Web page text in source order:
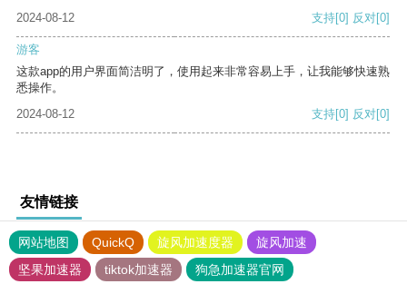
2024-08-12
支持[0] 反对[0]
游客
这款app的用户界面简洁明了，使用起来非常容易上手，让我能够快速熟
悉操作。
2024-08-12
支持[0] 反对[0]
友情链接
网站地图 QuickQ 旋风加速度器
旋风加速
坚果加速器
tiktok加速器
狗急加速器官网